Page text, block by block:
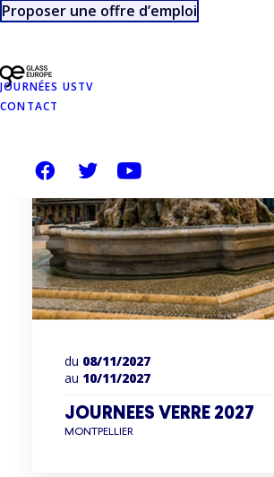
Proposer une offre d’emploi
JOURNÉES USTV
CONTACT
du 08/11/2027
au 10/11/2027
JOURNEES VERRE 2027
MONTPELLIER